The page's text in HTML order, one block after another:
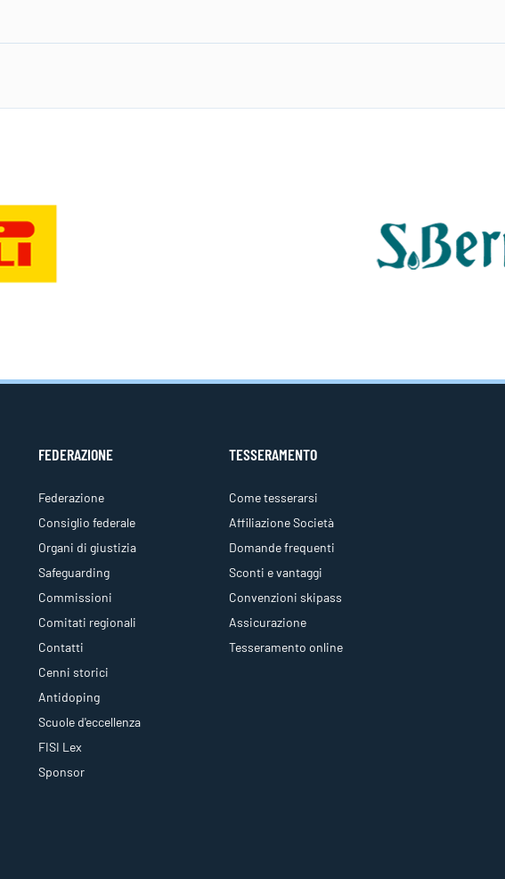
FEDERAZIONE
Federazione
Consiglio federale
Organi di giustizia
Safeguarding
Commissioni
Comitati regionali
Contatti
Cenni storici
Antidoping
Scuole d'eccellenza
FISI Lex
Sponsor
TESSERAMENTO
Come tesserarsi
Affiliazione Società
Domande frequenti
Sconti e vantaggi
Convenzioni skipass
Assicurazione
Tesseramento online